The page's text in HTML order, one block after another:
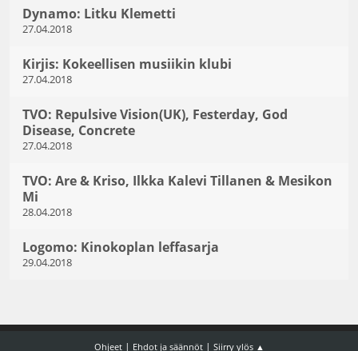
Dynamo: Litku Klemetti
27.04.2018
Kirjis: Kokeellisen musiikin klubi
27.04.2018
TVO: Repulsive Vision(UK), Festerday, God
Disease, Concrete
27.04.2018
TVO: Are & Kriso, Ilkka Kalevi Tillanen & Mesikon
Mi
28.04.2018
Logomo: Kinokoplan leffasarja
29.04.2018
Ohjeet| Ehdot ja säännöt| Siirry ylös ▲